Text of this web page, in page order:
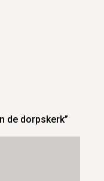
de dorpskerk”